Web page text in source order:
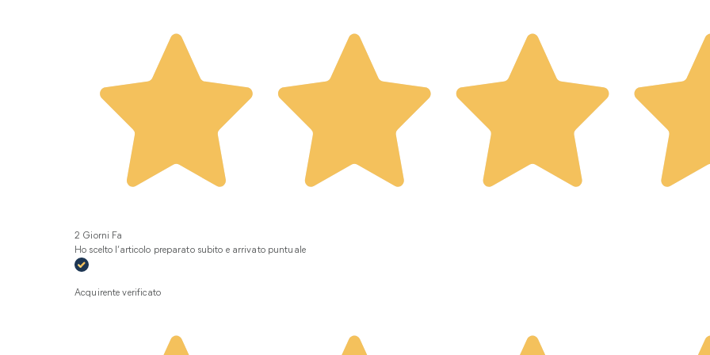
2 Giorni Fa
Ho scelto l’articolo preparato subito e arrivato puntuale
Acquirente verificato